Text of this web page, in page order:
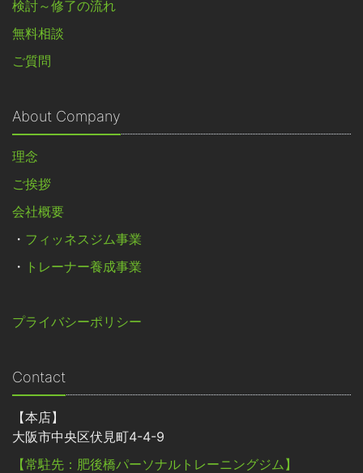
検討～修了の流れ
無料相談
ご質問
About Company
理念
ご挨拶
会社概要
・ フィッネスジム事業
・ トレーナー養成事業
プライバシーポリシー
Contact
【本店】
大阪市中央区伏見町4-4-9
【常駐先：肥後橋パーソナルトレーニングジム】